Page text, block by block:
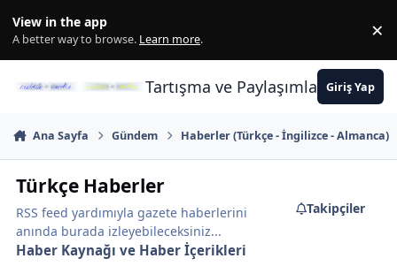
View in the app
A better way to browse. Learn more. ×
Tartışma ve PaylaşımlarınGiriş Yap
Ana Sayfa Gündem Haberler (Türkçe - İngilizce - Almanca)
Türkçe Haberler
RSS feed yardımıyla gazete haberlerini
anında burada izleyebileceksiniz...
Takipçiler
Haber Kaynağı ve Haber İçerikleri